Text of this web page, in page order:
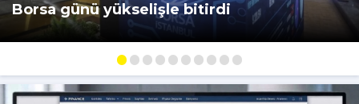
Borsa günü yükselişle bitirdi